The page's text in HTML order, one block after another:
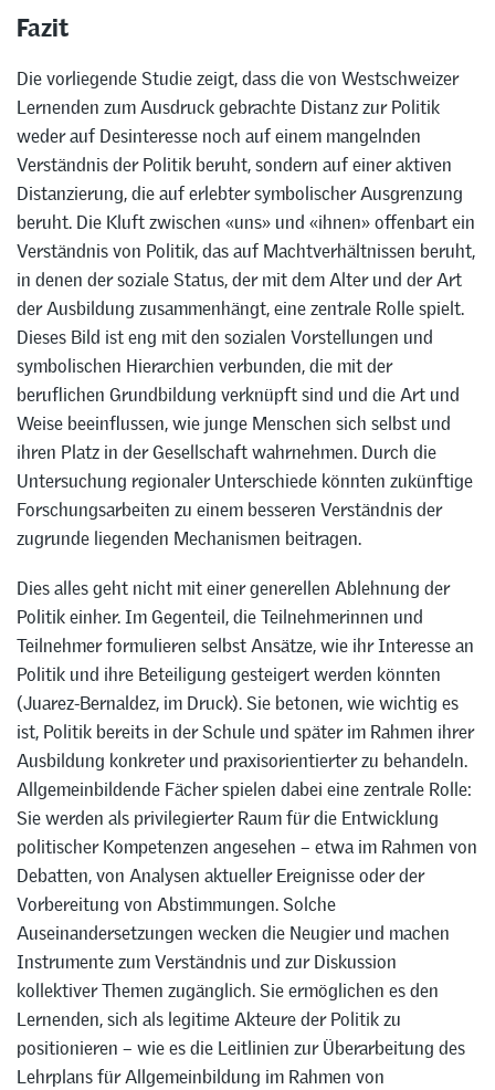
Fazit
Die vorliegende Studie zeigt, dass die von Westschweizer
Lernenden zum Ausdruck gebrachte Distanz zur Politik
weder auf Desinteresse noch auf einem mangelnden
Verständnis der Politik beruht, sondern auf einer aktiven
Distanzierung, die auf erlebter symbolischer Ausgrenzung
beruht. Die Kluft zwischen «uns» und «ihnen» offenbart ein
Verständnis von Politik, das auf Machtverhältnissen beruht,
in denen der soziale Status, der mit dem Alter und der Art
der Ausbildung zusammenhängt, eine zentrale Rolle spielt.
Dieses Bild ist eng mit den sozialen Vorstellungen und
symbolischen Hierarchien verbunden, die mit der
beruflichen Grundbildung verknüpft sind und die Art und
Weise beeinflussen, wie junge Menschen sich selbst und
ihren Platz in der Gesellschaft wahrnehmen. Durch die
Untersuchung regionaler Unterschiede könnten zukünftige
Forschungsarbeiten zu einem besseren Verständnis der
zugrunde liegenden Mechanismen beitragen.
Dies alles geht nicht mit einer generellen Ablehnung der
Politik einher. Im Gegenteil, die Teilnehmerinnen und
Teilnehmer formulieren selbst Ansätze, wie ihr Interesse an
Politik und ihre Beteiligung gesteigert werden könnten
(Juarez-Bernaldez, im Druck). Sie betonen, wie wichtig es
ist, Politik bereits in der Schule und später im Rahmen ihrer
Ausbildung konkreter und praxisorientierter zu behandeln.
Allgemeinbildende Fächer spielen dabei eine zentrale Rolle:
Sie werden als privilegierter Raum für die Entwicklung
politischer Kompetenzen angesehen – etwa im Rahmen von
Debatten, von Analysen aktueller Ereignisse oder der
Vorbereitung von Abstimmungen. Solche
Auseinandersetzungen wecken die Neugier und machen
Instrumente zum Verständnis und zur Diskussion
kollektiver Themen zugänglich. Sie ermöglichen es den
Lernenden, sich als legitime Akteure der Politik zu
positionieren – wie es die Leitlinien zur Überarbeitung des
Lehrplans für Allgemeinbildung im Rahmen von